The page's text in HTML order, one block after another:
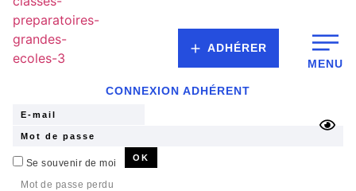
ADHÉRER
MENU
CONNEXION ADHÉRENT
Se souvenir de moi
Mot de passe perdu